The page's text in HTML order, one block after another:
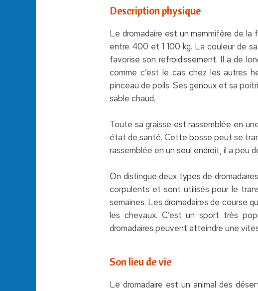
Description physique
Le dromadaire est un mammifère de
entre 400 et 1 100 kg. La couleur de
favorise son refroidissement. Il a de
comme c’est le cas chez les autres
pinceau de poils. Ses genoux et sa
sable chaud.
Toute sa graisse est rassemblée en
état de santé. Cette bosse peut se
rassemblée en un seul endroit, il a peu
On distingue deux types de
corpulents et sont utilisés pour le
semaines. Les dromadaires de course
les chevaux. C’est un sport très
dromadaires peuvent atteindre une
Son lieu de vie
Le dromadaire est un animal des